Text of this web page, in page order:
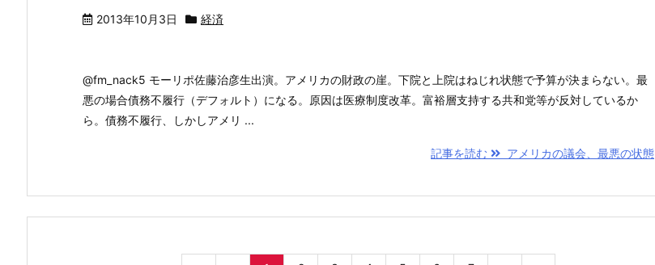
2013年10月3日 経済
@fm_nack5 モーリポ佐藤治彦生出演。アメリカの財政の崖。下院と上院はねじれ状態で予算が決まらない。最
悪の場合債務不履行（デフォルト）になる。原因は医療制度改革。富裕層支持する共和党等が反対しているか
ら。債務不履行、しかしアメリ ...
記事を読む アメリカの議会、最悪の状態